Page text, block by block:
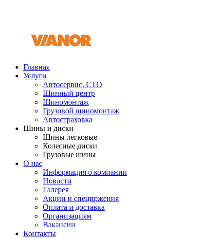
Главная
Услуги
Автосервис, СТО
Шинный центр
Шиномонтаж
Грузовой шиномонтаж
Автостраховка
Шины и диски
Шины легковые
Колесные диски
Грузовые шины
О нас
Информация о компании
Новости
Галерея
Акции и спецпржения
Оплата и доставка
Организациям
Вакансии
Контакты